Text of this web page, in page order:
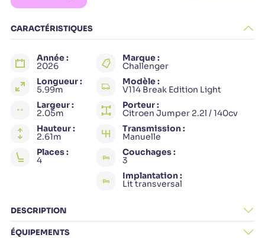
CARACTÉRISTIQUES
Année :
2026
Longueur :
5.99m
Largeur :
2.05m
Hauteur :
2.61m
Places :
4
Marque :
Challenger
Modèle :
V114 Break Edition Light
Porteur :
Citroen Jumper 2.2l / 140cv
Transmission :
Manuelle
Couchages :
3
Implantation :
Lit transversal
DESCRIPTION
ÉQUIPEMENTS